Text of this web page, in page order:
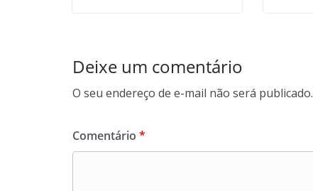
Deixe um comentário
O seu endereço de e-mail não será publicado.
Comentário *